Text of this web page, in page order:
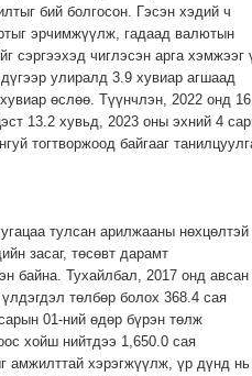
бий болгосон. Гэсэн хэдий ч
эрчимжүүлж, гадаад валютын
сэргээхэд чиглэсэн арга хэмжээг
улиралд 3.9 хувиар агшаад
өслөө. Түүнчлэн, 2022 онд
13.2 хувьд, 2023 оны эхний 4
тогтворжоод байгааг
тулсан арилжааны нөхцөлтэй
засаг, төсөвт дарамт
байна. Тухайлбал, 2017 онд авсан
төлбөр болох 368.4 сая
01-ний өдөр бүрэн төлж
хойш нийтдээ 1,650.0 сая
амжилттай хэрэгжүүлж, үр дүнд нь